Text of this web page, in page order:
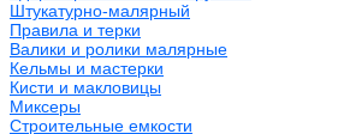
Штукатурно-малярный
Правила и терки
Валики и ролики малярные
Кельмы и мастерки
Кисти и макловицы
Миксеры
Строительные емкости